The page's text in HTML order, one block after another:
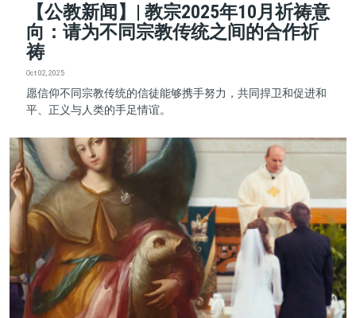
【公教新闻】| 教宗2025年10月祈祷意
向：请为不同宗教传统之间的合作祈
祷
Oct 02, 2025
愿信仰不同宗教传统的信徒能够携手努力，共同捍卫和促进和
平、正义与人类的手足情谊。